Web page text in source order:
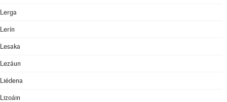
Lerga
Lerín
Lesaka
Lezáun
Liédena
Lizoáin